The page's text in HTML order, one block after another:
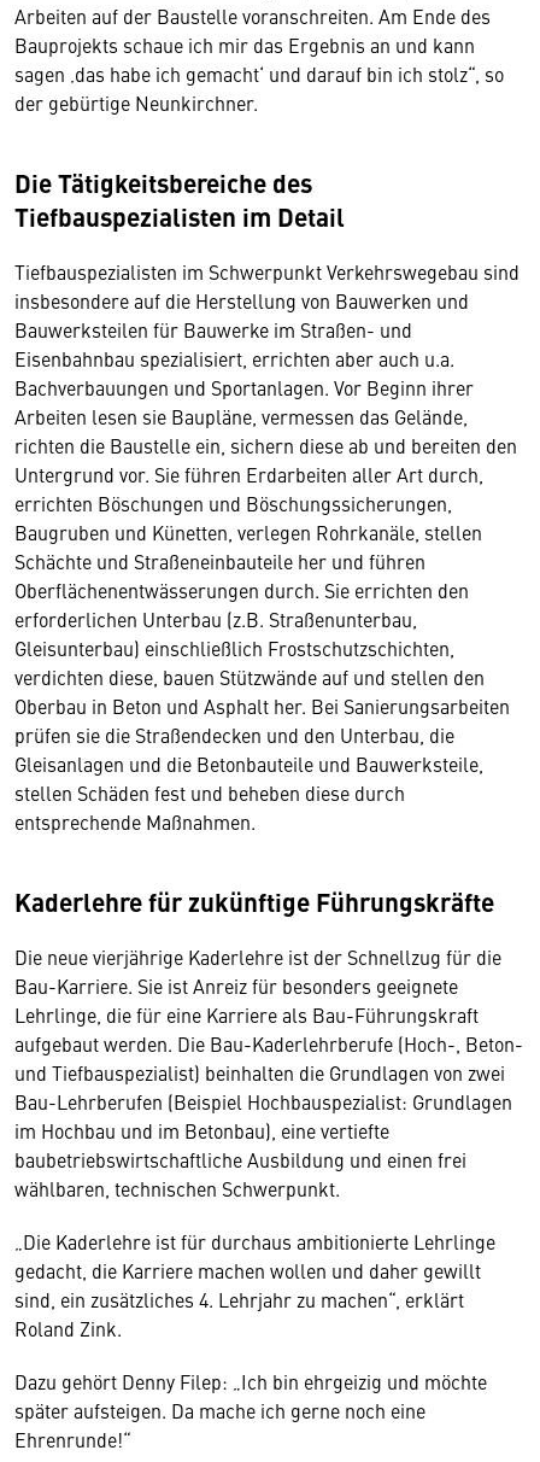
Arbeiten auf der Baustelle voranschreiten. Am Ende des
Bauprojekts schaue ich mir das Ergebnis an und kann
sagen ‚das habe ich gemacht‘ und darauf bin ich stolz“, so
der gebürtige Neunkirchner.
Die Tätigkeitsbereiche des
Tiefbauspezialisten im Detail
Tiefbauspezialisten im Schwerpunkt Verkehrswegebau sind
insbesondere auf die Herstellung von Bauwerken und
Bauwerksteilen für Bauwerke im Straßen- und
Eisenbahnbau spezialisiert, errichten aber auch u.a.
Bachverbauungen und Sportanlagen. Vor Beginn ihrer
Arbeiten lesen sie Baupläne, vermessen das Gelände,
richten die Baustelle ein, sichern diese ab und bereiten den
Untergrund vor. Sie führen Erdarbeiten aller Art durch,
errichten Böschungen und Böschungssicherungen,
Baugruben und Künetten, verlegen Rohrkanäle, stellen
Schächte und Straßeneinbauteile her und führen
Oberflächenentwässerungen durch. Sie errichten den
erforderlichen Unterbau (z.B. Straßenunterbau,
Gleisunterbau) einschließlich Frostschutzschichten,
verdichten diese, bauen Stützwände auf und stellen den
Oberbau in Beton und Asphalt her. Bei Sanierungsarbeiten
prüfen sie die Straßendecken und den Unterbau, die
Gleisanlagen und die Betonbauteile und Bauwerksteile,
stellen Schäden fest und beheben diese durch
entsprechende Maßnahmen.
Kaderlehre für zukünftige Führungskräfte
Die neue vierjährige Kaderlehre ist der Schnellzug für die
Bau-Karriere. Sie ist Anreiz für besonders geeignete
Lehrlinge, die für eine Karriere als Bau-Führungskraft
aufgebaut werden. Die Bau-Kaderlehrberufe (Hoch-, Beton-
und Tiefbauspezialist) beinhalten die Grundlagen von zwei
Bau-Lehrberufen (Beispiel Hochbauspezialist: Grundlagen
im Hochbau und im Betonbau), eine vertiefte
baubetriebswirtschaftliche Ausbildung und einen frei
wählbaren, technischen Schwerpunkt.
„Die Kaderlehre ist für durchaus ambitionierte Lehrlinge
gedacht, die Karriere machen wollen und daher gewillt
sind, ein zusätzliches 4. Lehrjahr zu machen“, erklärt
Roland Zink.
Dazu gehört Denny Filep: „Ich bin ehrgeizig und möchte
später aufsteigen. Da mache ich gerne noch eine
Ehrenrunde!“